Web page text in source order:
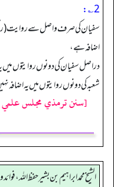
2؎:
سفیان کی صرف واصل سے روایت (رقم: 3182) میں بھی
اضافہ ہے،
دراصل سفیان کی دونوں روایتوں میں
شعبہ کی دونوں روایتوں میں یہ اضافہ
[سنن ترمذي مجلس علمي
الشيخ محمد ابراهيم بن بشير حفظ الله،